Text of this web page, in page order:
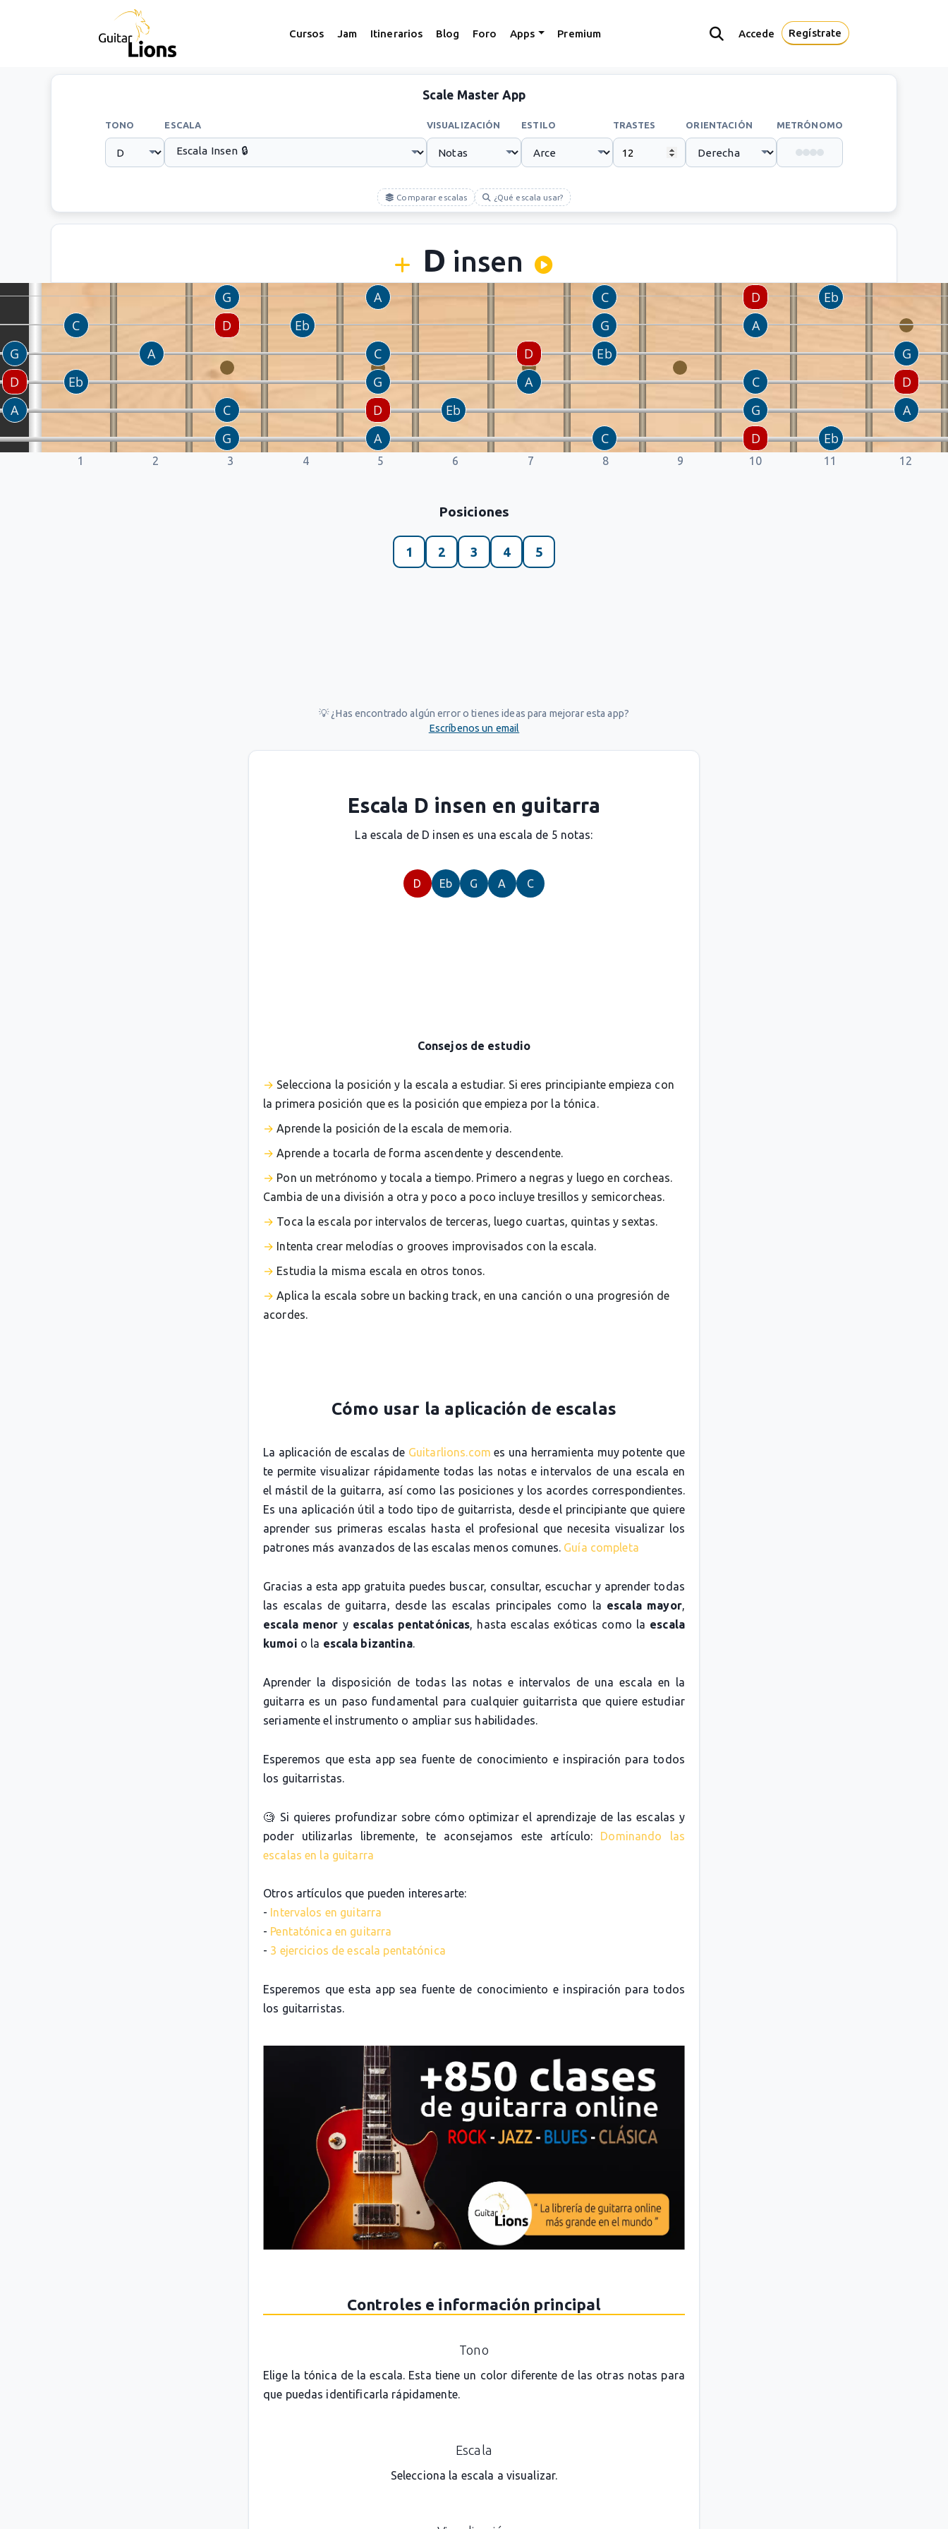
Cursos Jam Itinerarios Blog Foro Apps Premium Accede Regístrate
Scale Master App
TONO ESCALA VISUALIZACIÓN ESTILO TRASTES ORIENTACIÓN METRÓNOMO
Comparar escalas ¿Qué escala usar?
D insen
1 2 3 4 5 6 7 8 9 10 11 12
Posiciones
1 2 3 4 5
💡 ¿Has encontrado algún error o tienes ideas para mejorar esta app?
Escríbenos un email
Escala D insen en guitarra
La escala de D insen es una escala de 5 notas:
D Eb G A C
Consejos de estudio
Selecciona la posición y la escala a estudiar. Si eres principiante empieza con
la primera posición que es la posición que empieza por la tónica.
Aprende la posición de la escala de memoria.
Aprende a tocarla de forma ascendente y descendente.
Pon un metrónomo y tocala a tiempo. Primero a negras y luego en corcheas.
Cambia de una división a otra y poco a poco incluye tresillos y semicorcheas.
Toca la escala por intervalos de terceras, luego cuartas, quintas y sextas.
Intenta crear melodías o grooves improvisados con la escala.
Estudia la misma escala en otros tonos.
Aplica la escala sobre un backing track, en una canción o una progresión de
acordes.
Cómo usar la aplicación de escalas
La aplicación de escalas de Guitarlions.com es una herramienta muy potente que
te permite visualizar rápidamente todas las notas e intervalos de una escala en
el mástil de la guitarra, así como las posiciones y los acordes correspondientes.
Es una aplicación útil a todo tipo de guitarrista, desde el principiante que quiere
aprender sus primeras escalas hasta el profesional que necesita visualizar los
patrones más avanzados de las escalas menos comunes. Guía completa
Gracias a esta app gratuita puedes buscar, consultar, escuchar y aprender todas
las escalas de guitarra, desde las escalas principales como la escala mayor,
escala menor y escalas pentatónicas, hasta escalas exóticas como la escala
kumoi o la escala bizantina.
Aprender la disposición de todas las notas e intervalos de una escala en la
guitarra es un paso fundamental para cualquier guitarrista que quiere estudiar
seriamente el instrumento o ampliar sus habilidades.
Esperemos que esta app sea fuente de conocimiento e inspiración para todos
los guitarristas.
🧐 Si quieres profundizar sobre cómo optimizar el aprendizaje de las escalas y
poder utilizarlas libremente, te aconsejamos este artículo: Dominando las
escalas en la guitarra
Otros artículos que pueden interesarte:
- Intervalos en guitarra
- Pentatónica en guitarra
- 3 ejercicios de escala pentatónica
Esperemos que esta app sea fuente de conocimiento e inspiración para todos
los guitarristas.
Controles e información principal
Tono
Elige la tónica de la escala. Esta tiene un color diferente de las otras notas para
que puedas identificarla rápidamente.
Escala
Selecciona la escala a visualizar.